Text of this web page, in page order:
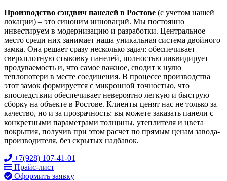
Производство сэндвич панелей в Ростове (с учетом нашей
локации) – это синоним инноваций. Мы постоянно
инвестируем в модернизацию и разработки. Центральное
место среди них занимает наша уникальная система двойного
замка. Она решает сразу несколько задач: обеспечивает
сверхплотную стыковку панелей, полностью ликвидирует
продуваемость и, что самое важное, сводит к нулю
теплопотери в месте соединения. В процессе производства
этот замок формируется с микронной точностью, что
впоследствии обеспечивает невероятно легкую и быструю
сборку на объекте в Ростове. Клиенты ценят нас не только за
качество, но и за прозрачность: вы можете заказать панели с
конкретными параметрами толщины, утеплителя и цвета
покрытия, получив при этом расчет по прямым ценам завода-
производителя, без скрытых надбавок.
+7(928) 107-41-01
Прайс-лист
Оформить заявку